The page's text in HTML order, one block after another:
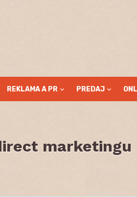
REKLAMA A PR PREDAJ
marketingu